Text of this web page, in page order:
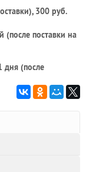
300 руб.
(после поставки на
дня (после